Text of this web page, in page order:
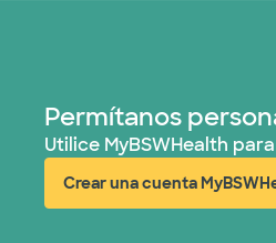
Permítanos
Utilice MyBSWHealth
Crear una cuenta(abre en